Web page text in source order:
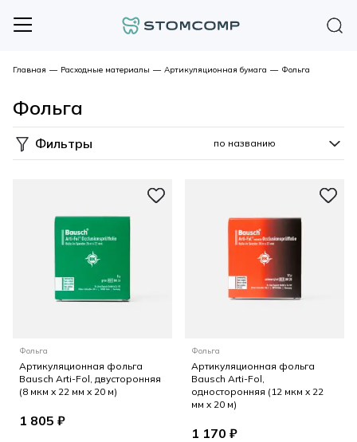
Главная — Расходные материалы — Артикуляционная бумага — Фольга
Фольга
Фильтры
Фольга
Артикуляционная фольга
Bausch Arti-Fol, двусторонняя
(8 мкм x 22 мм x 20 м)
1 805 ₽
Фольга
Артикуляционная фольга
Bausch Arti-Fol,
односторонняя (12 мкм x 22
мм x 20 м)
1 170 ₽